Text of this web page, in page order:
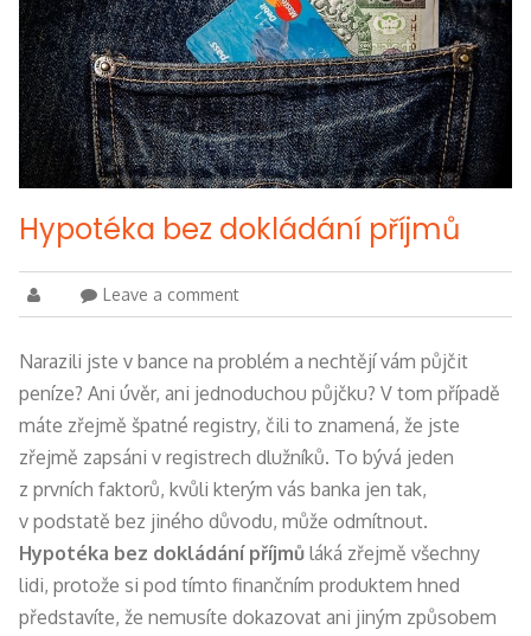
Hypotéka bez dokládání příjmů
Leave a comment
Narazili jste v bance na problém a nechtějí vám půjčit
peníze? Ani úvěr, ani jednoduchou půjčku? V tom případě
máte zřejmě špatné registry, čili to znamená, že jste
zřejmě zapsáni v registrech dlužníků. To bývá jeden
z prvních faktorů, kvůli kterým vás banka jen tak,
v podstatě bez jiného důvodu, může odmítnout.
Hypotéka bez dokládání příjmůláká zřejmě všechny
lidi, protože si pod tímto finančním produktem hned
představíte, že nemusíte dokazovat ani jiným způsobem